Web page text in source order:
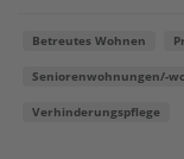
Betreutes Wohnen
Seniorenwohnungen/-
Verhinderungspflege